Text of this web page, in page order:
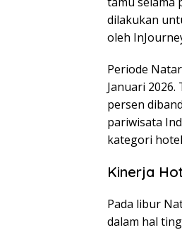
dilakukan
oleh
Periode
Januari
persen
pariwisata
kategori
Kinerja
Pada libur
dalam hal